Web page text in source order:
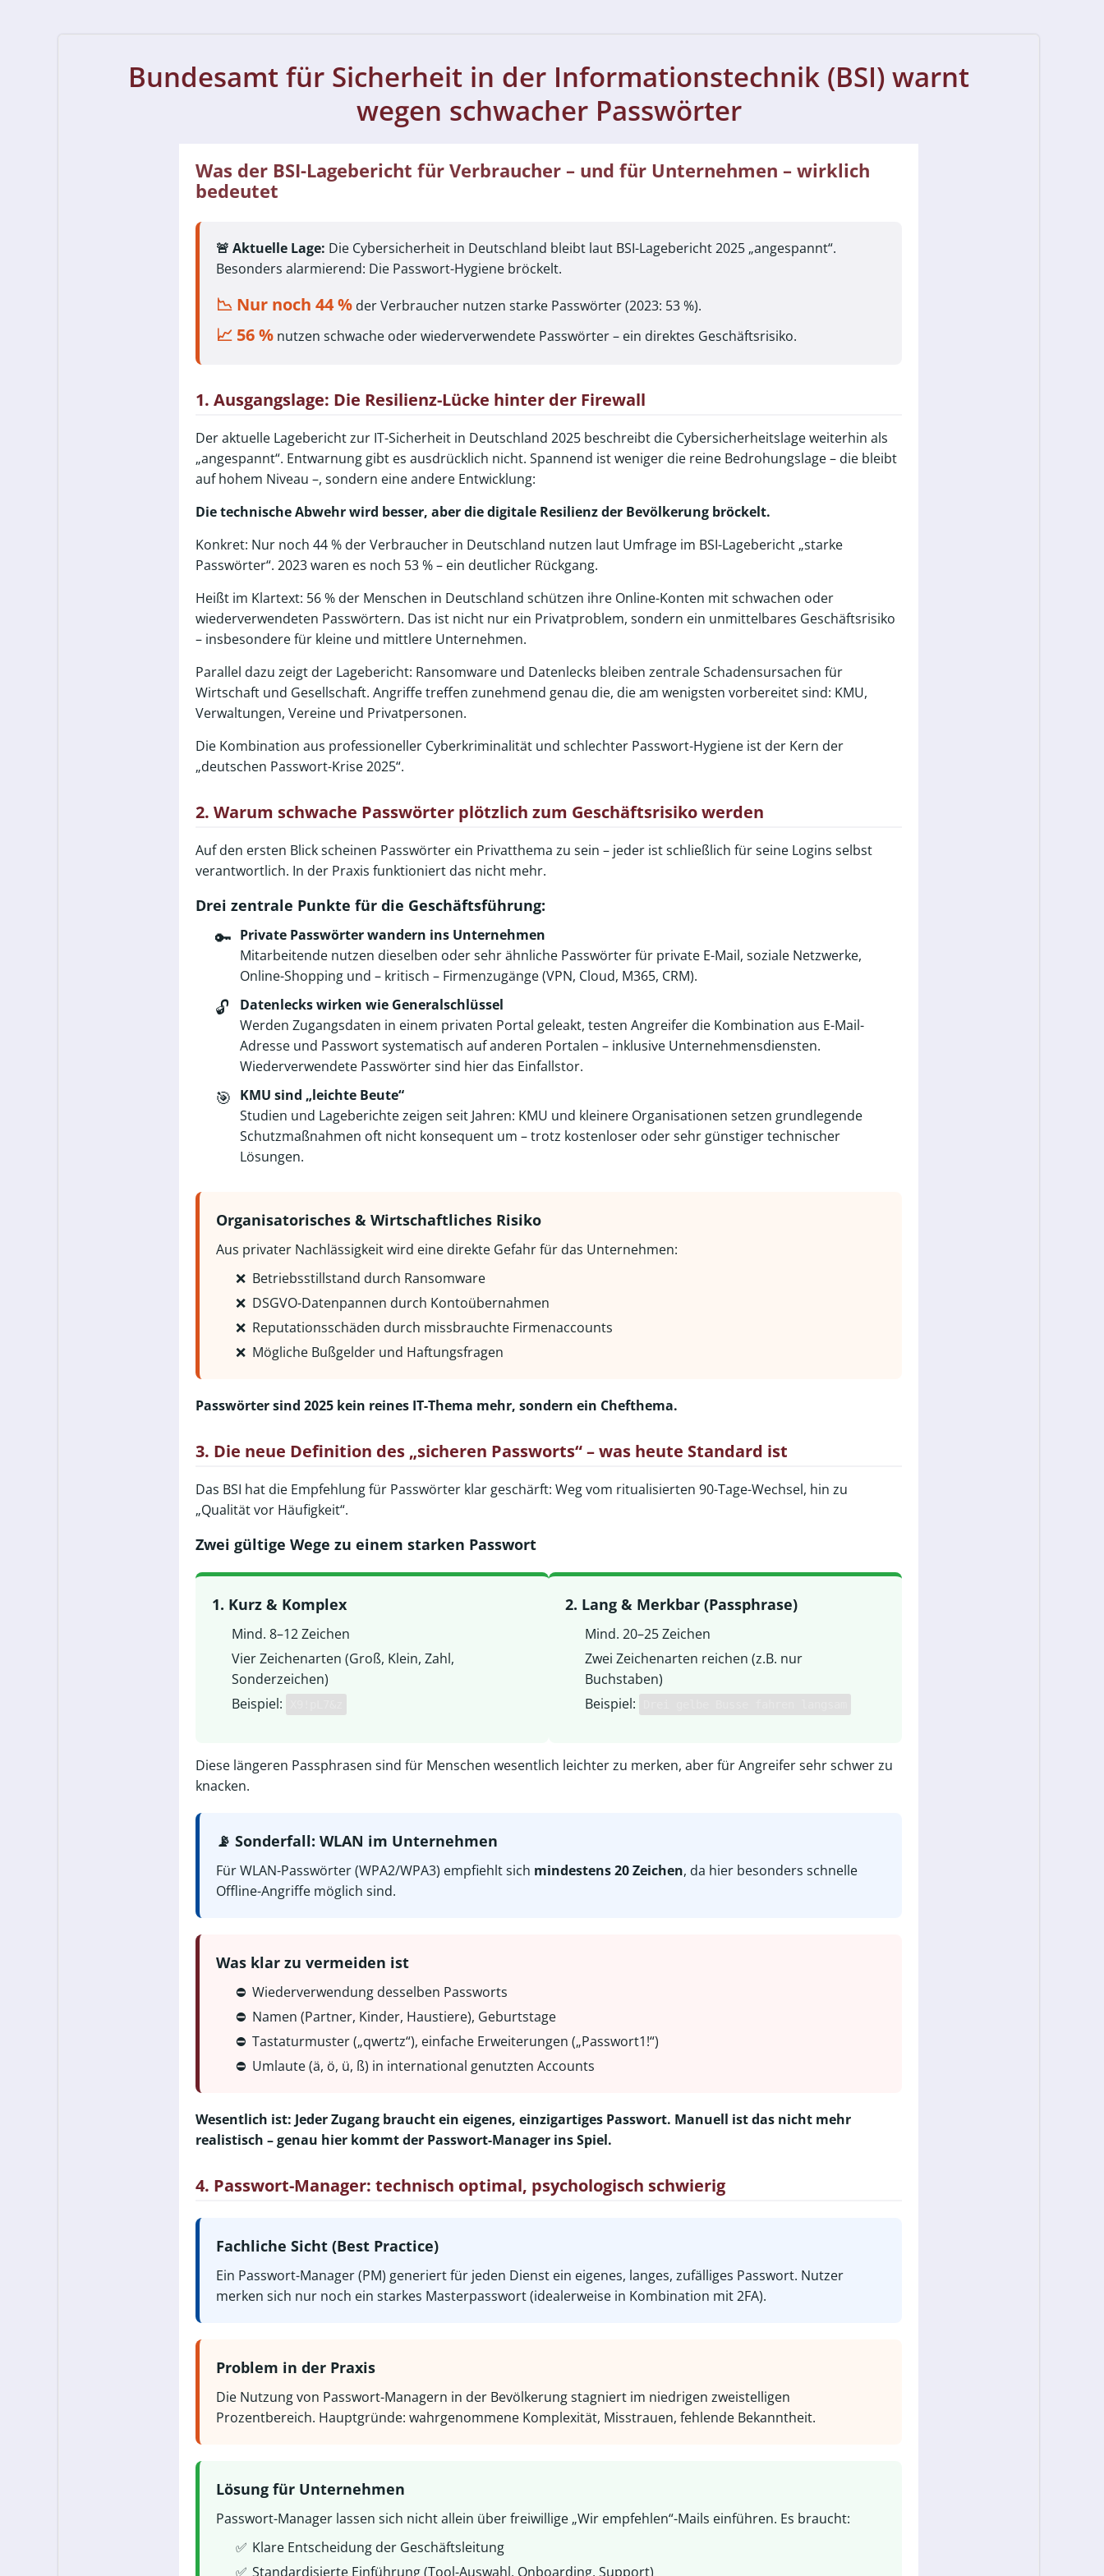
Bundesamt für Sicherheit in der Informationstechnik (BSI) warnt
wegen schwacher Passwörter
Was der BSI-Lagebericht für Verbraucher – und für Unternehmen – wirklich
bedeutet
🚨 Aktuelle Lage: Die Cybersicherheit in Deutschland bleibt laut BSI-Lagebericht 2025 „angespannt“.
Besonders alarmierend: Die Passwort-Hygiene bröckelt.
📉 Nur noch 44 % der Verbraucher nutzen starke Passwörter (2023: 53 %).
📈 56 % nutzen schwache oder wiederverwendete Passwörter – ein direktes Geschäftsrisiko.
1. Ausgangslage: Die Resilienz-Lücke hinter der Firewall
Der aktuelle Lagebericht zur IT-Sicherheit in Deutschland 2025 beschreibt die Cybersicherheitslage weiterhin als
„angespannt“. Entwarnung gibt es ausdrücklich nicht. Spannend ist weniger die reine Bedrohungslage – die bleibt
auf hohem Niveau –, sondern eine andere Entwicklung:
Die technische Abwehr wird besser, aber die digitale Resilienz der Bevölkerung bröckelt.
Konkret: Nur noch 44 % der Verbraucher in Deutschland nutzen laut Umfrage im BSI-Lagebericht „starke
Passwörter“. 2023 waren es noch 53 % – ein deutlicher Rückgang.
Heißt im Klartext: 56 % der Menschen in Deutschland schützen ihre Online-Konten mit schwachen oder
wiederverwendeten Passwörtern. Das ist nicht nur ein Privatproblem, sondern ein unmittelbares Geschäftsrisiko
– insbesondere für kleine und mittlere Unternehmen.
Parallel dazu zeigt der Lagebericht: Ransomware und Datenlecks bleiben zentrale Schadensursachen für
Wirtschaft und Gesellschaft. Angriffe treffen zunehmend genau die, die am wenigsten vorbereitet sind: KMU,
Verwaltungen, Vereine und Privatpersonen.
Die Kombination aus professioneller Cyberkriminalität und schlechter Passwort-Hygiene ist der Kern der
„deutschen Passwort-Krise 2025“.
2. Warum schwache Passwörter plötzlich zum Geschäftsrisiko werden
Auf den ersten Blick scheinen Passwörter ein Privatthema zu sein – jeder ist schließlich für seine Logins selbst
verantwortlich. In der Praxis funktioniert das nicht mehr.
Drei zentrale Punkte für die Geschäftsführung:
🔑 Private Passwörter wandern ins Unternehmen
Mitarbeitende nutzen dieselben oder sehr ähnliche Passwörter für private E-Mail, soziale Netzwerke,
Online-Shopping und – kritisch – Firmenzugänge (VPN, Cloud, M365, CRM).
🔓
Datenlecks wirken wie Generalschlüssel
Werden Zugangsdaten in einem privaten Portal geleakt, testen Angreifer die Kombination aus E-Mail-
Adresse und Passwort systematisch auf anderen Portalen – inklusive Unternehmensdiensten.
Wiederverwendete Passwörter sind hier das Einfallstor.
🎯 KMU sind „leichte Beute“
Studien und Lageberichte zeigen seit Jahren: KMU und kleinere Organisationen setzen grundlegende
Schutzmaßnahmen oft nicht konsequent um – trotz kostenloser oder sehr günstiger technischer
Lösungen.
Organisatorisches & Wirtschaftliches Risiko
Aus privater Nachlässigkeit wird eine direkte Gefahr für das Unternehmen:
❌ Betriebsstillstand durch Ransomware
❌ DSGVO-Datenpannen durch Kontoübernahmen
❌ Reputationsschäden durch missbrauchte Firmenaccounts
❌ Mögliche Bußgelder und Haftungsfragen
Passwörter sind 2025 kein reines IT-Thema mehr, sondern ein Chefthema.
3. Die neue Definition des „sicheren Passworts“ – was heute Standard ist
Das BSI hat die Empfehlung für Passwörter klar geschärft: Weg vom ritualisierten 90-Tage-Wechsel, hin zu
„Qualität vor Häufigkeit“.
Zwei gültige Wege zu einem starken Passwort
1. Kurz & Komplex
Mind. 8–12 Zeichen
Vier Zeichenarten (Groß, Klein, Zahl,
Sonderzeichen)
Beispiel:
2. Lang & Merkbar (Passphrase)
Mind. 20–25 Zeichen
Zwei Zeichenarten reichen (z.B. nur
Buchstaben)
Beispiel:
Diese längeren Passphrasen sind für Menschen wesentlich leichter zu merken, aber für Angreifer sehr schwer zu
knacken.
📡 Sonderfall: WLAN im Unternehmen
Für WLAN-Passwörter (WPA2/WPA3) empfiehlt sich mindestens 20 Zeichen, da hier besonders schnelle
Offline-Angriffe möglich sind.
Was klar zu vermeiden ist
⛔ Wiederverwendung desselben Passworts
⛔ Namen (Partner, Kinder, Haustiere), Geburtstage
⛔ Tastaturmuster („qwertz“), einfache Erweiterungen („Passwort1!“)
⛔ Umlaute (ä, ö, ü, ß) in international genutzten Accounts
Wesentlich ist: Jeder Zugang braucht ein eigenes, einzigartiges Passwort. Manuell ist das nicht mehr
realistisch – genau hier kommt der Passwort-Manager ins Spiel.
4. Passwort-Manager: technisch optimal, psychologisch schwierig
Fachliche Sicht (Best Practice)
Ein Passwort-Manager (PM) generiert für jeden Dienst ein eigenes, langes, zufälliges Passwort. Nutzer
merken sich nur noch ein starkes Masterpasswort (idealerweise in Kombination mit 2FA).
Problem in der Praxis
Die Nutzung von Passwort-Managern in der Bevölkerung stagniert im niedrigen zweistelligen
Prozentbereich. Hauptgründe: wahrgenommene Komplexität, Misstrauen, fehlende Bekanntheit.
Lösung für Unternehmen
Passwort-Manager lassen sich nicht allein über freiwillige „Wir empfehlen“-Mails einführen. Es braucht:
✅ Klare Entscheidung der Geschäftsleitung
✅ Standardisierte Einführung (Tool-Auswahl, Onboarding, Support)